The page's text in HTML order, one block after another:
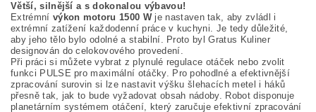
Větší, silnější a s dokonalou výbavou!
Extrémní výkon motoru 1500 Wje nastaven tak, aby zvládl i
extrémní zatížení každodenní práce v kuchyni. Je tedy důležité,
aby jeho tělo bylo odolné a stabilní. Proto byl Gratus Kuliner
designován do celokovového provedení.
Při práci si můžete vybrat z plynulé regulace otáček nebo zvolit
funkci PULSE pro maximální otáčky. Pro pohodlné a efektivnější
zpracování surovin si lze nastavit výšku šlehacích metel i háků
přesně tak, jak to bude vyžadovat obsah nádoby. Robot disponuje
planetárním systémem otáčení, který zaručuje efektivní zpracování